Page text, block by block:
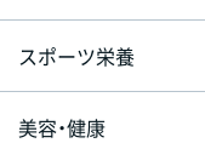
スポーツ栄養
美容・健康